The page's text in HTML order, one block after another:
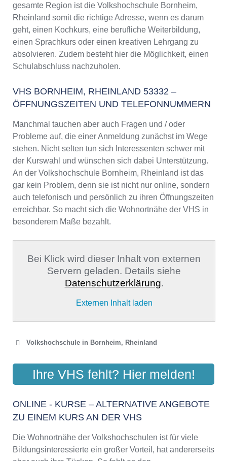
Weiterbildung in Bornheim, Rheinland
VHS Bornheim, Rheinland Programm 2025 /
2026
gesamte Region ist die Volkshochschule Bornheim,
Rheinland somit die richtige Adresse, wenn es darum
geht, einen Kochkurs, eine berufliche Weiterbildung,
einen Sprachkurs oder einen kreativen Lehrgang zu
absolvieren. Zudem besteht hier die Möglichkeit, einen
Schulabschluss nachzuholen.
VHS BORNHEIM, RHEINLAND 53332 –
ÖFFNUNGSZEITEN UND TELEFONNUMMERN
Manchmal tauchen aber auch Fragen und / oder
Probleme auf, die einer Anmeldung zunächst im Wege
stehen. Nicht selten tun sich Interessenten schwer mit
der Kurswahl und wünschen sich dabei Unterstützung.
An der Volkshochschule Bornheim, Rheinland ist das
gar kein Problem, denn sie ist nicht nur online, sondern
auch telefonisch und persönlich zu ihren Öffnungszeiten
erreichbar. So macht sich die Wohnortnähe der VHS in
besonderem Maße bezahlt.
Bei Klick wird dieser Inhalt von externen
Servern geladen. Details siehe
Datenschutzerklärung.
Externen Inhalt laden
Volkshochschule in Bornheim, Rheinland
VOLKSHOCHSCHULE
BORNHEIM / ALFTER
Aktualisiert: August 2021
Ihre VHS fehlt? Hier melden!
ONLINE - KURSE – ALTERNATIVE ANGEBOTE
ZU EINEM KURS AN DER VHS
Die Wohnortnähe der Volkshochschulen ist für viele
Bildungsinteressierte ein großer Vorteil, hat andererseits